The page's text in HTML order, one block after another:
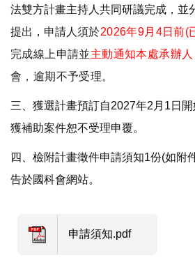
法雙方計畫主持人共同研議完成，並
提出，申請人 須於2026年9月4日前(
完成線上申請並主動通知本處承辦人
會，逾期不予受理。
三、獲選計畫預訂自2027年2月1日
獲補助案件恕不受理申覆。
四、檢附計畫徵件申請須知1份(如附
告於國科會網站。
申請須知.pdf